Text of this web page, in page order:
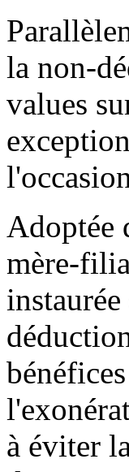
la non-
values
Adoptée
mère-
à éviter